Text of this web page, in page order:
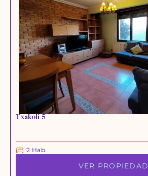
Txakoli 5
2 Hab.
VER PROPIEDAD